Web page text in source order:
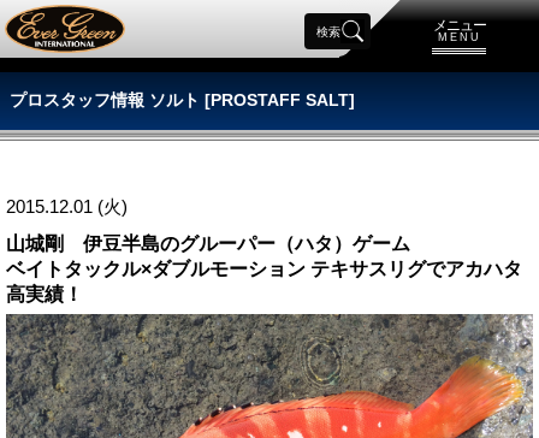
メニュー
MENU
検索
プロスタッフ情報 ソルト [PROSTAFF SALT]
2015.12.01 (火)
山城剛 伊豆半島のグルーパー（ハタ）ゲーム
ベイトタックル×ダブルモーション テキサスリグでアカハタ
高実績！